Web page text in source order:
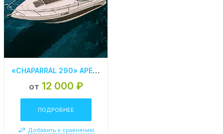
«CHAPARRAL 290» АРЕНДА КАТЕРА В СПБ
от 12 000 ₽
ПОДРОБНЕЕ
Добавить к сравнению